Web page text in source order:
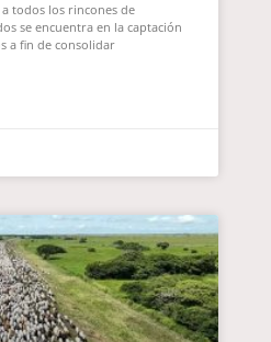
todos los rincones de
se encuentra en la captación
a fin de consolidar